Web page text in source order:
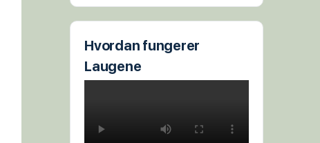
Hvordan fungerer
Laugene